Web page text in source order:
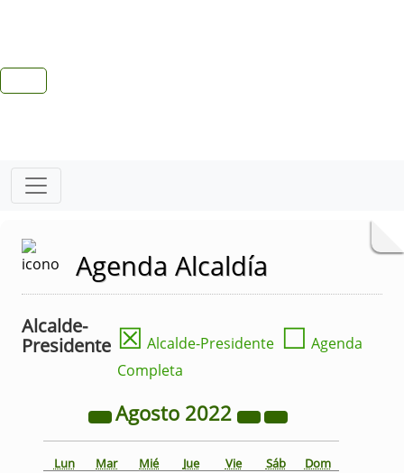
Agenda Alcaldía
Alcalde-
Presidente ☒ Alcalde-Presidente ☐ Agenda
Completa
Agosto 2022
Lun Mar Mié Jue Vie Sáb Dom